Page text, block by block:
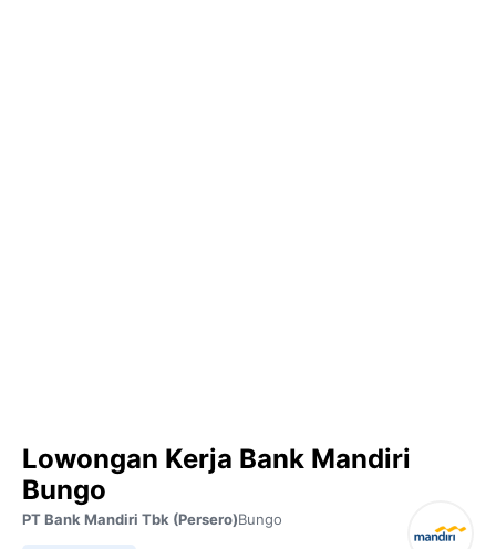
Lowongan Kerja Bank Mandiri
Bungo
PT Bank Mandiri Tbk (Persero)Bungo